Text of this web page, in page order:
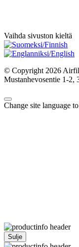
Vaihda sivuston kieltä
© Copyright 2026
Mustanhevosentie 1-
Change site language to
Sulje